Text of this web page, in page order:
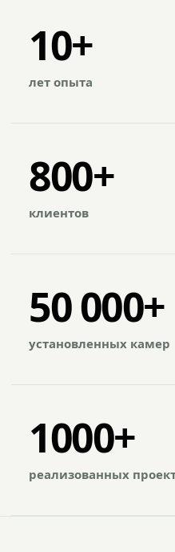
10+
лет опыта
800+
клиентов
50 000+
установленных камер
1000+
реализованных